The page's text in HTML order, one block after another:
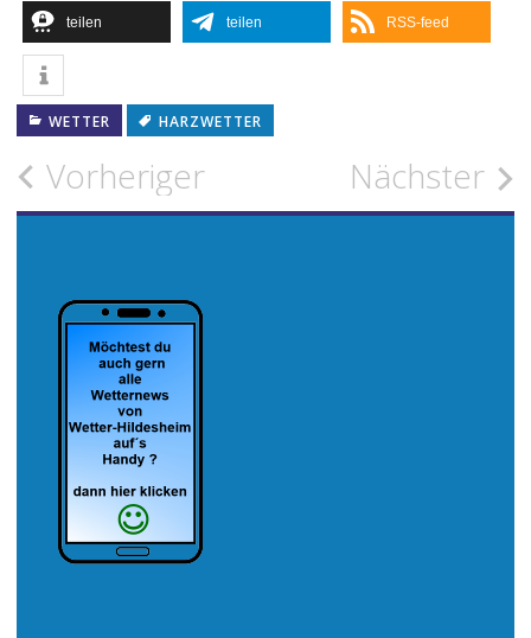
teilen teilen RSS-feed
WETTER HARZWETTER
Beitragsnavigation
Vorheriger Nächster